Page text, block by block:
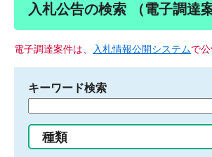
入札公告の検索 （電子調達
電子調達案件は、 入札情報公開システムで
キーワード検索
る
種類